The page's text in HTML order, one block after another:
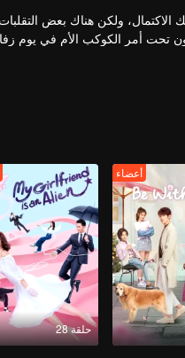
ولكن هناك بعض
أمر الكوكب الأم في يوم
أعضاء
حلقة 28